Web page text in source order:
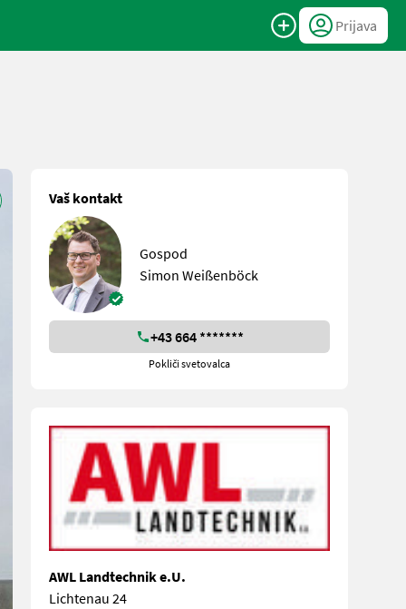
Prijava
Vaš kontakt
Gospod
Simon Weißenböck
+43 664 *******
Pokliči svetovalca
AWL Landtechnik e.U.
Lichtenau 24